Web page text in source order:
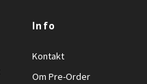
Info
Kontakt
Om Pre-Order